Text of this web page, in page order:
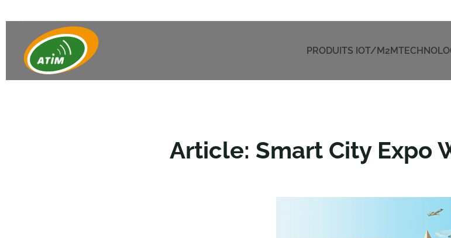
PRODUITS IOT/M2M
Article: Smart City Expo